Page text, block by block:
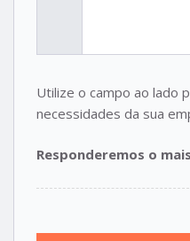
Utilize o campo ao lado
necessidades da sua
Responderemos o